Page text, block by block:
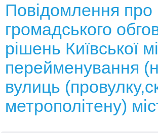
Повідомлення
громадського
рішень Київської
перейменування
вулиць
метрополітену)